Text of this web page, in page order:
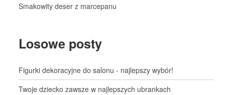
Smakowity deser z marcepanu
Losowe posty
Figurki dekoracyjne do salonu - najlepszy wybór!
Twoje dziecko zawsze w najlepszych ubrankach